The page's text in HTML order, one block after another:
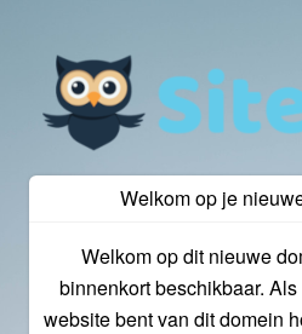
Welkom op je
Welkom op dit nieuwe
binnenkort beschikbaar.
website bent van dit domein